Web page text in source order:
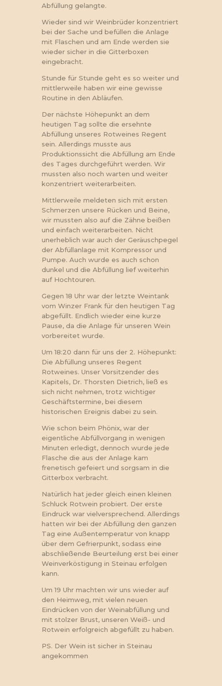
Abfüllung gelangte.
Wieder sind wir Weinbrüder konzentriert
bei der Sache und befüllen die Anlage
mit Flaschen und am Ende werden sie
wieder sicher in die Gitterboxen
eingebracht.
Stunde für Stunde geht es so weiter und
mittlerweile haben wir eine gewisse
Routine in den Abläufen.
Der nächste Höhepunkt an dem
heutigen Tag sollte die ersehnte
Abfüllung unseres Rotweines Regent
sein. Allerdings musste aus
Produktionssicht die Abfüllung am Ende
des Tages durchgeführt werden. Wir
mussten also noch warten und weiter
konzentriert weiterarbeiten.
Mittlerweile meldeten sich mit ersten
Schmerzen unsere Rücken und Beine,
wir mussten also auf die Zähne beißen
und einfach weiterarbeiten. Nicht
unerheblich war auch der Geräuschpegel
der Abfüllanlage mit Kompressor und
Pumpe. Auch wurde es auch schon
dunkel und die Abfüllung lief weiterhin
auf Hochtouren.
Gegen 18 Uhr war der letzte Weintank
vom Winzer Frank für den heutigen Tag
abgefüllt. Endlich wieder eine kurze
Pause, da die Anlage für unseren Wein
vorbereitet wurde.
Um 18:20 dann für uns der 2. Höhepunkt:
Die Abfüllung unseres Regent
Rotweines. Unser Vorsitzender des
Kapitels, Dr. Thorsten Dietrich, ließ es
sich nicht nehmen, trotz wichtiger
Geschäftstermine, bei diesem
historischen Ereignis dabei zu sein.
Wie schon beim Phönix, war der
eigentliche Abfüllvorgang in wenigen
Minuten erledigt, dennoch wurde jede
Flasche die aus der Anlage kam
frenetisch gefeiert und sorgsam in die
Gitterbox verbracht.
Natürlich hat jeder gleich einen kleinen
Schluck Rotwein probiert. Der erste
Eindruck war vielversprechend. Allerdings
hatten wir bei der Abfüllung den ganzen
Tag eine Außentemperatur von knapp
über dem Gefrierpunkt, sodass eine
abschließende Beurteilung erst bei einer
Weinverköstigung in Steinau erfolgen
kann.
Um 19 Uhr machten wir uns wieder auf
den Heimweg, mit vielen neuen
Eindrücken von der Weinabfüllung und
mit stolzer Brust, unseren Weiß- und
Rotwein erfolgreich abgefüllt zu haben.
PS. Der Wein ist sicher in Steinau
angekommen